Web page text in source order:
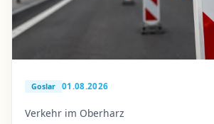
Goslar 01.08.2026
Verkehr im Oberharz